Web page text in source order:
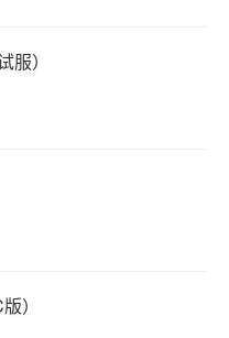
服）
）